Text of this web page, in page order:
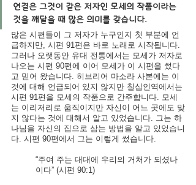
연결은 그것이 같은 저자인 모세의 작품이라는
것을 깨달을 때 많은 의미를 갖습니다.
많은 시편들이 그 저자가 누구인지 첫 부분에 언
급하지만, 시편 91편은 바로 노래로 시작됩니다.
그러나 오랫동안 유대 전통에서는 모세가 저자로
나오는 시편 90편에 이어 모세가 이 시편을 썼다
고 믿어 왔습니다. 히브리어 마소라 사본에는 이
것에 대해 언급되어 있지 않지만 칠십인역에서는
시편 91편을 모세의 작품으로 간주합니다. 모세
는 이리저리로 움직이지만 자신이 어느 곳에도 맞
지 않다는 것에 대해서 알고 있었습니다. 그는 하
나님을 자신의 집으로 삼는 방법을 알고 있었습니
다. 시편 90편에서 그는 이렇게 썼습니다.
“주여 주는 대대에 우리의 거처가 되셨나
이다” (시편 90:1)